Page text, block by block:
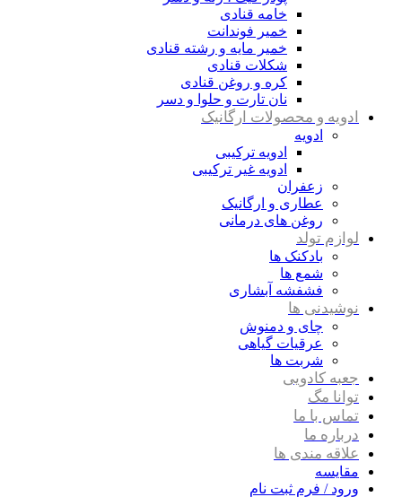
خامه قنادی
خمیر فوندانت
خمیر مایه و رشته قنادی
شکلات قنادی
کره و روغن قنادی
نان تارت و حلوا و دسر
ادویه و محصولات ارگانیک
ادویه
ادویه ترکیبی
ادویه غیر ترکیبی
زعفران
عطاری و ارگانیک
روغن های درمانی
لوازم تولد
بادکنک ها
شمع ها
فشفشه آبشاری
نوشیدنی ها
چای و دمنوش
عرقیات گیاهی
شربت ها
جعبه کادویی
توانا مگ
تماس با ما
درباره ما
علاقه مندی ها
مقایسه
ورود / فرم ثبت نام